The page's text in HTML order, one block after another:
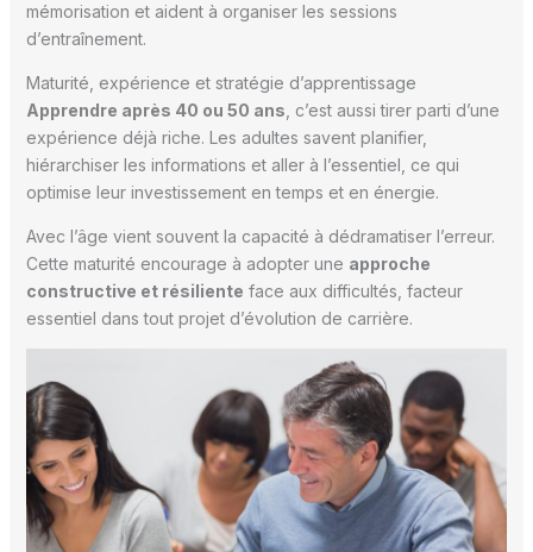
mémorisation et aident à organiser les sessions
d’entraînement.
Maturité, expérience et stratégie d’apprentissage
Apprendre après 40 ou 50 ans , c’est aussi tirer parti d’une
expérience déjà riche. Les adultes savent planifier,
hiérarchiser les informations et aller à l’essentiel, ce qui
optimise leur investissement en temps et en énergie.
Avec l’âge vient souvent la capacité à dédramatiser l’erreur.
Cette maturité encourage à adopter une approche
constructive et résiliente face aux difficultés, facteur
essentiel dans tout projet d’évolution de carrière.